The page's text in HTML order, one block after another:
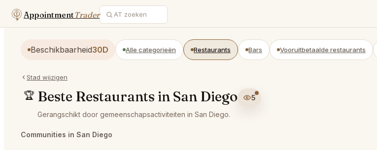
AppointmentTrader
Beschikbaarheid30D Alle categorieën Restaurants Bars Vooruitbetaalde restaurants
Stad wijzigen
🏆 Beste Restaurants in San Diego
5
Gerangschikt door gemeenschapsactiviteiten in San Diego.
Communities in San Diego